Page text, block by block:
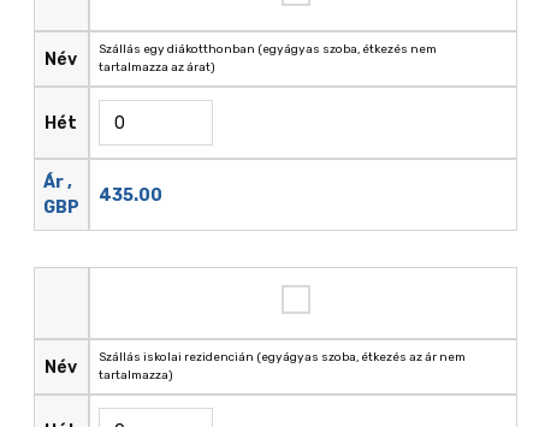
Név
Hét
Ár ,
GBP
Szállás egy diákotthonban (egyágyas szoba, étkezés nem
tartalmazza az árat)
435.00
Név
Szállás iskolai rezidencián (egyágyas szoba, étkezés az ár nem
tartalmazza)